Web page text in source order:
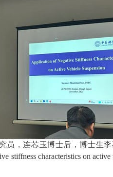
员，连芯玉博士后，博士生
stiffness characteristics on active